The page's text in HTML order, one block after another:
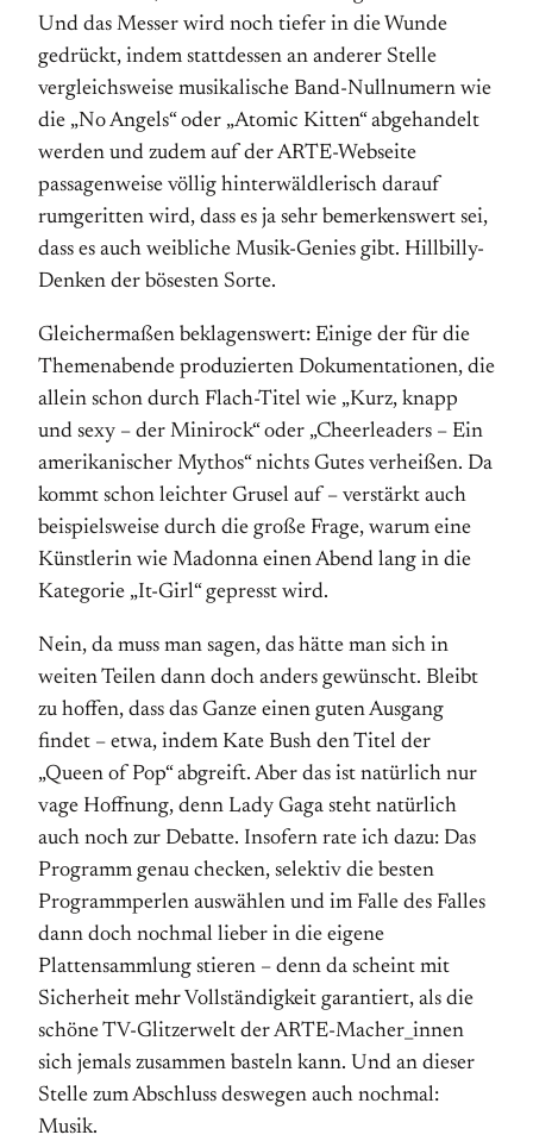
Und das Messer wird noch tiefer in die Wunde
gedrückt, indem stattdessen an anderer Stelle
vergleichsweise musikalische Band-Nullnumern wie
die „No Angels“ oder „Atomic Kitten“ abgehandelt
werden und zudem auf der ARTE-Webseite
passagenweise völlig hinterwäldlerisch darauf
rumgeritten wird, dass es ja sehr bemerkenswert sei,
dass es auch weibliche Musik-Genies gibt. Hillbilly-
Denken der bösesten Sorte.
Gleichermaßen beklagenswert: Einige der für die
Themenabende produzierten Dokumentationen, die
allein schon durch Flach-Titel wie „Kurz, knapp
und sexy – der Minirock“ oder „Cheerleaders – Ein
amerikanischer Mythos“ nichts Gutes verheißen. Da
kommt schon leichter Grusel auf – verstärkt auch
beispielsweise durch die große Frage, warum eine
Künstlerin wie Madonna einen Abend lang in die
Kategorie „It-Girl“ gepresst wird.
Nein, da muss man sagen, das hätte man sich in
weiten Teilen dann doch anders gewünscht. Bleibt
zu hoffen, dass das Ganze einen guten Ausgang
findet – etwa, indem Kate Bush den Titel der
„Queen of Pop“ abgreift. Aber das ist natürlich nur
vage Hoffnung, denn Lady Gaga steht natürlich
auch noch zur Debatte. Insofern rate ich dazu: Das
Programm genau checken, selektiv die besten
Programmperlen auswählen und im Falle des Falles
dann doch nochmal lieber in die eigene
Plattensammlung stieren – denn da scheint mit
Sicherheit mehr Vollständigkeit garantiert, als die
schöne TV-Glitzerwelt der ARTE-Macher_innen
sich jemals zusammen basteln kann. Und an dieser
Stelle zum Abschluss deswegen auch nochmal:
Musik.